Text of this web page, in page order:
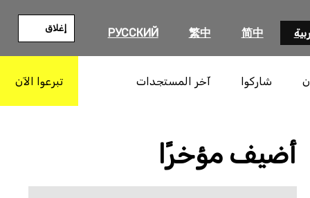
简中
繁中
РУССКИЙ إغلاق
شاركوا آخر المستجدات تبرعوا الآن
أضيف مؤخرًا